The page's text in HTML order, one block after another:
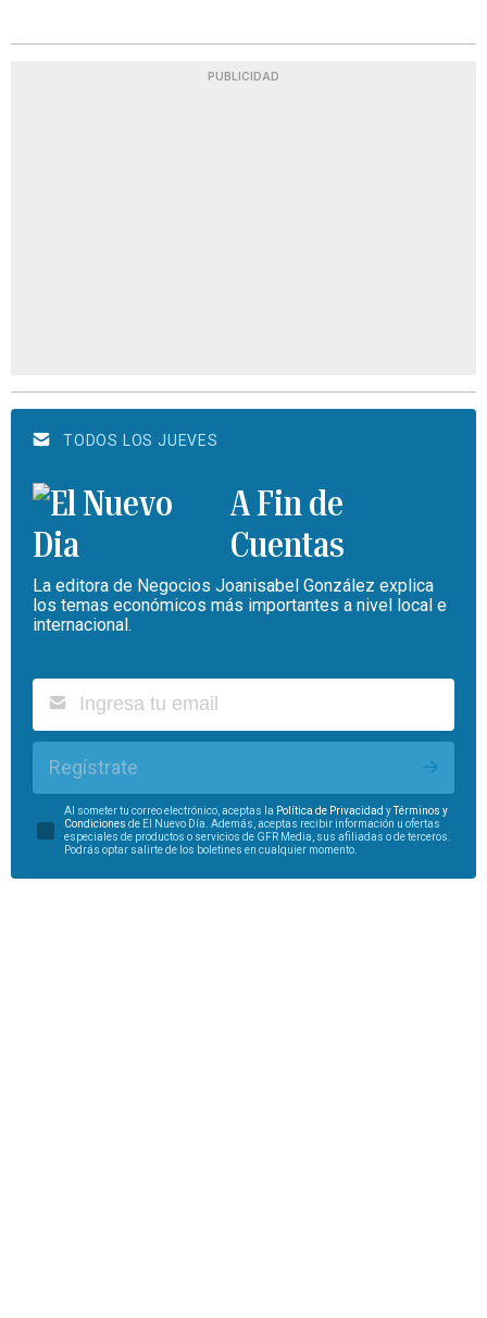
PUBLICIDAD
TODOS LOS JUEVES
A Fin de
Cuentas
La editora de Negocios Joanisabel González explica
los temas económicos más importantes a nivel local e
internacional.
Regístrate
Al someter tu correo electrónico, aceptas la Política de Privacidad yTérminos y
Condiciones de El Nuevo Día. Además, aceptas recibir información u ofertas
especiales de productos o servicios de GFR Media, sus afiliadas o de terceros.
Podrás optar salirte de los boletines en cualquier momento.